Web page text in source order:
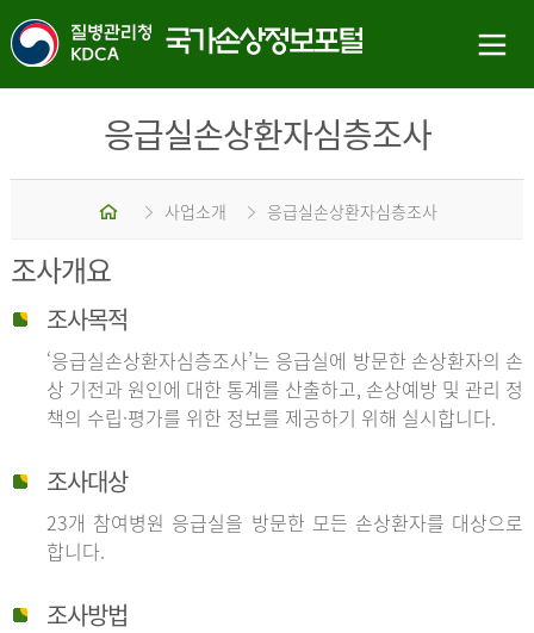
응급실손상환자심층조사
홈 사업소개 응급실손상환자심층조사
조사개요
조사목적
‘응급실손상환자심층조사’는 응급실에 방문한 손상환자의 손
상 기전과 원인에 대한 통계를 산출하고, 손상예방 및 관리 정
책의 수립·평가를 위한 정보를 제공하기 위해 실시합니다.
조사대상
23개 참여병원 응급실을 방문한 모든 손상환자를 대상으로
합니다.
조사방법